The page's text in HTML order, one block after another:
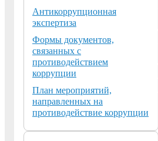
Антикоррупционная
экспертиза
Формы документов,
связанных с
противодействием
коррупции
План мероприятий,
направленных на
противодействие коррупции